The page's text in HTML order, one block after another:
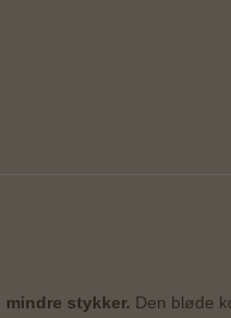
stykker. Den bløde